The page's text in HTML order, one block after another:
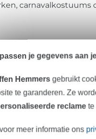
carnavalkostuums
je gegevens aan
Hemmers gebruikt
te garanderen. Ze
reclamete
meer informatie ons